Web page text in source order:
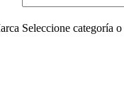
Seleccione categoría